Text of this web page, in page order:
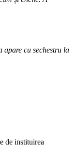
apare cu sechestru la
de instituirea